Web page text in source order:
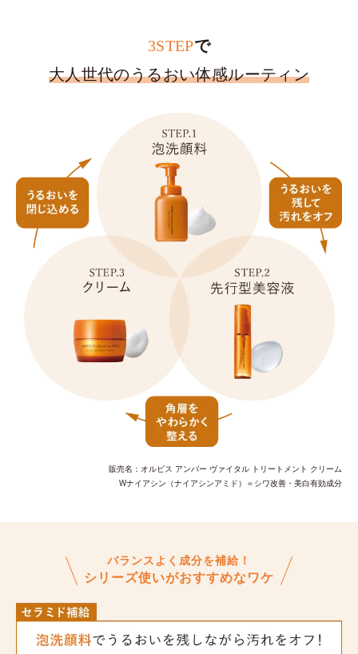
3STEPで
大人世代のうるおい体感ルーティン
販売名：オルビス アンバー ヴァイタル トリートメント クリーム
Wナイアシン（ナイアシンアミド）＝シワ改善・美白有効成分
バランスよく成分を補給！
シリーズ使いがおすすめなワケ